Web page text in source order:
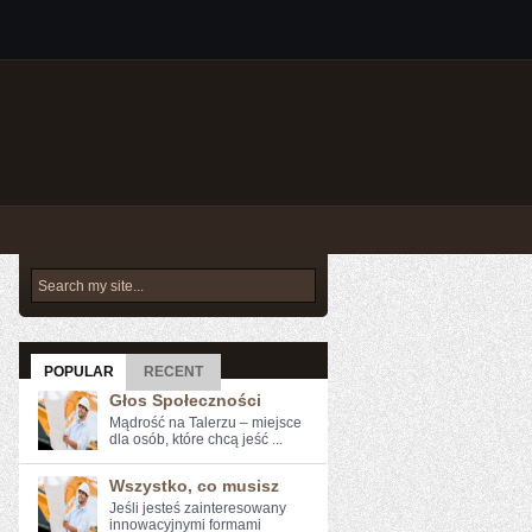
POPULAR RECENT
Głos Społeczności
Mądrość na Talerzu – miejsce
dla osób, które chcą jeść ...
Wszystko, co musisz
Jeśli jesteś⁤ zainteresowany
⁢innowacyjnymi‍ formami